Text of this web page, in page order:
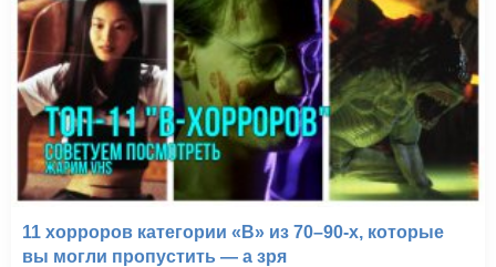
11 хорроров категории «B» из 70–90-х, которые
вы могли пропустить — а зря